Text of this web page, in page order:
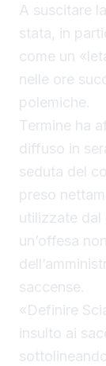
A suscitare
stata, in
come un
nelle ore
polemiche.
Termine ha
diffuso in
seduta del
preso
utilizzate dal
un’offesa
saccense.
«Definire
insulto ai